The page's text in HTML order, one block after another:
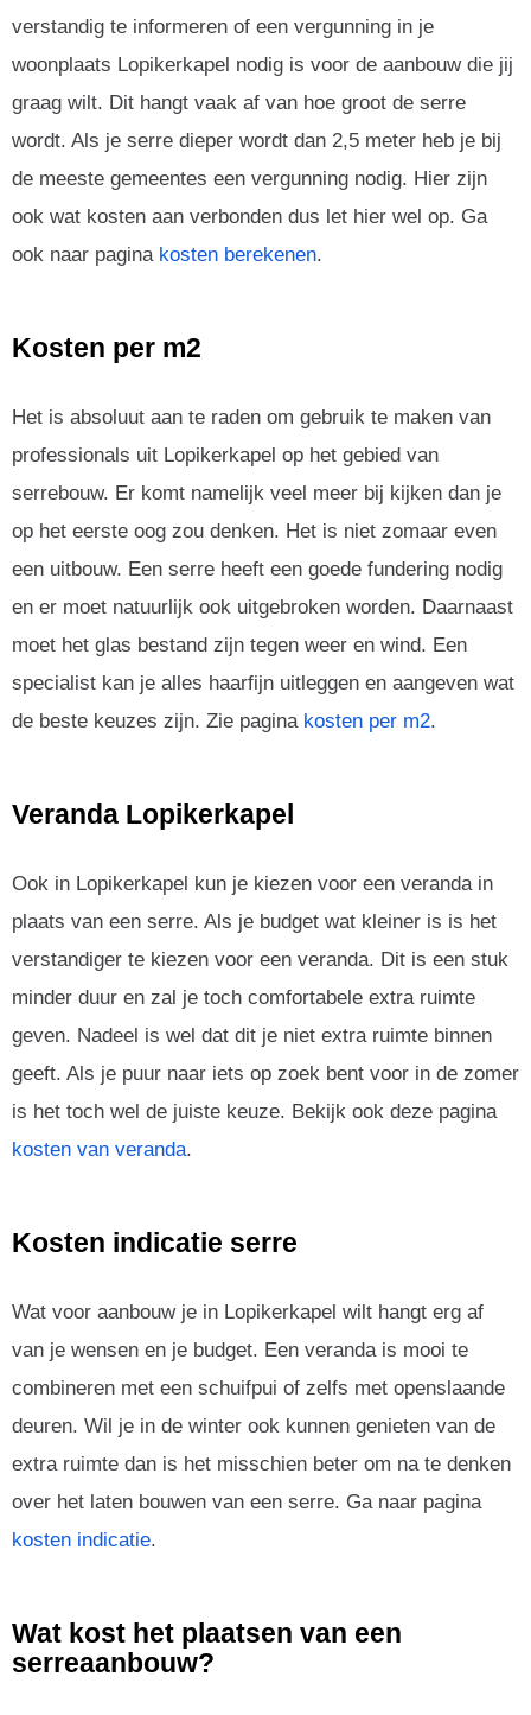
verstandig te informeren of een vergunning in je
woonplaats Lopikerkapel nodig is voor de aanbouw die jij
graag wilt. Dit hangt vaak af van hoe groot de serre
wordt. Als je serre dieper wordt dan 2,5 meter heb je bij
de meeste gemeentes een vergunning nodig. Hier zijn
ook wat kosten aan verbonden dus let hier wel op. Ga
ook naar pagina kosten berekenen.
Kosten per m2
Het is absoluut aan te raden om gebruik te maken van
professionals uit Lopikerkapel op het gebied van
serrebouw. Er komt namelijk veel meer bij kijken dan je
op het eerste oog zou denken. Het is niet zomaar even
een uitbouw. Een serre heeft een goede fundering nodig
en er moet natuurlijk ook uitgebroken worden. Daarnaast
moet het glas bestand zijn tegen weer en wind. Een
specialist kan je alles haarfijn uitleggen en aangeven wat
de beste keuzes zijn. Zie pagina kosten per m2.
Veranda Lopikerkapel
Ook in Lopikerkapel kun je kiezen voor een veranda in
plaats van een serre. Als je budget wat kleiner is is het
verstandiger te kiezen voor een veranda. Dit is een stuk
minder duur en zal je toch comfortabele extra ruimte
geven. Nadeel is wel dat dit je niet extra ruimte binnen
geeft. Als je puur naar iets op zoek bent voor in de zomer
is het toch wel de juiste keuze. Bekijk ook deze pagina
kosten van veranda.
Kosten indicatie serre
Wat voor aanbouw je in Lopikerkapel wilt hangt erg af
van je wensen en je budget. Een veranda is mooi te
combineren met een schuifpui of zelfs met openslaande
deuren. Wil je in de winter ook kunnen genieten van de
extra ruimte dan is het misschien beter om na te denken
over het laten bouwen van een serre. Ga naar pagina
kosten indicatie.
Wat kost het plaatsen van een
serreaanbouw?